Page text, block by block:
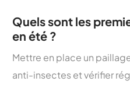
Quels sont les
en été ?
Mettre en place un
anti-insectes et vérifier